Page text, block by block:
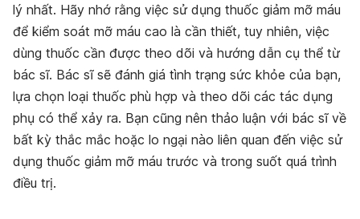
lý nhất. Hãy nhớ rằng việc sử dụng thuốc giảm mỡ máu
để kiểm soát mỡ máu cao là cần thiết, tuy nhiên, việc
dùng thuốc cần được theo dõi và hướng dẫn cụ thể từ
bác sĩ. Bác sĩ sẽ đánh giá tình trạng sức khỏe của bạn,
lựa chọn loại thuốc phù hợp và theo dõi các tác dụng
phụ có thể xảy ra. Bạn cũng nên thảo luận với bác sĩ về
bất kỳ thắc mắc hoặc lo ngại nào liên quan đến việc sử
dụng thuốc giảm mỡ máu trước và trong suốt quá trình
điều trị.